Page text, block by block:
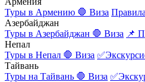
Туры в Армению 🛑 Виза
Азербайджан
Туры в Азербайджан 🛑 Виза 📌
Непал
Туры в Непал 🛑 Виза
Тайвань
Туры на Тайвань 🛑 Виза